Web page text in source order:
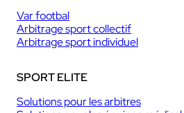
Var footbal
Arbitrage sport collectif
Arbitrage sport individuel
SPORT ELITE
Solutions pour les arbitres